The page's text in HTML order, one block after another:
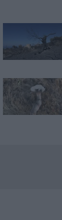
για
η 46χρονη
Αυτές είναι οι
από 2 εκατ.
που
Γιατί δεν